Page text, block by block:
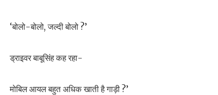
‘बोलो-बोलो, जल्दी बोलो ?’
ड्राइवर बाबूसिंह कह रहा-
मोबिल आयल बहुत अधिक खाती है गाड़ी ?’